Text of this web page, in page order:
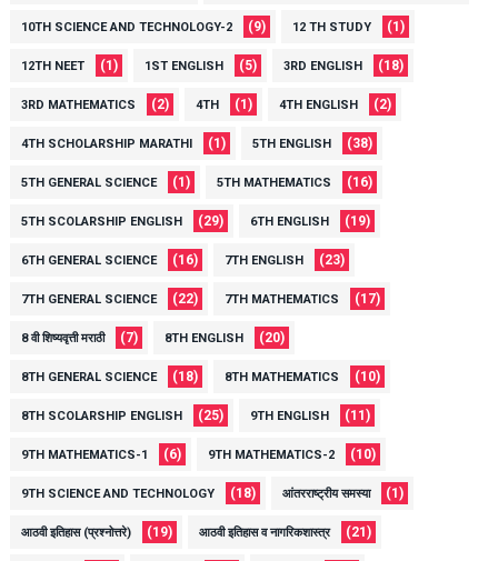
10TH SCIENCE AND TECHNOLOGY-2 (9) 12 TH STUDY (1)
12TH NEET (1) 1ST ENGLISH (5) 3RD ENGLISH (18)
3RD MATHEMATICS (2) 4TH (1) 4TH ENGLISH (2)
4TH SCHOLARSHIP MARATHI (1) 5TH ENGLISH (38)
5TH GENERAL SCIENCE (1) 5TH MATHEMATICS (16)
5TH SCOLARSHIP ENGLISH (29) 6TH ENGLISH (19)
6TH GENERAL SCIENCE (16) 7TH ENGLISH (23)
7TH GENERAL SCIENCE (22) 7TH MATHEMATICS (17)
8 वी शिष्यवृत्ती मराठी (7) 8TH ENGLISH (20)
8TH GENERAL SCIENCE (18) 8TH MATHEMATICS (10)
8TH SCOLARSHIP ENGLISH (25) 9TH ENGLISH (11)
9TH MATHEMATICS-1 (6) 9TH MATHEMATICS-2 (10)
9TH SCIENCE AND TECHNOLOGY (18) आंतरराष्ट्रीय समस्या (1)
आठवी इतिहास (प्रश्नोत्तरे) (19) आठवी इतिहास व नागरिकशास्त्र (21)